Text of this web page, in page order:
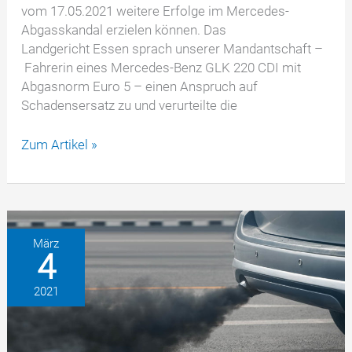
vom 17.05.2021 weitere Erfolge im Mercedes-
Abgasskandal erzielen können. Das
Landgericht Essen sprach unserer Mandantschaft –
Fahrerin eines Mercedes-Benz GLK 220 CDI mit
Abgasnorm Euro 5 – einen Anspruch auf
Schadensersatz zu und verurteilte die
Mercedes-
Daimler
muss
unserer
Mandantschaft
Schadensersatz
zahlen
Zum Artikel »
März
4
2021